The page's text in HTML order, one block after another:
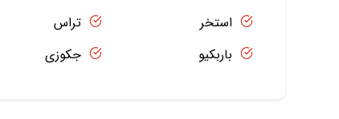
استخر
باربکیو
تراس
جکوزی